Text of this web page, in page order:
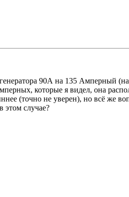
90А на 135 Амперный
которые я видел, она
(точно не уверен), но всё же
этом случае?